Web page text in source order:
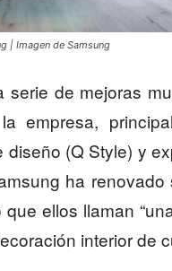
| Imagen de Samsung
de mejoras
empresa,
(Q Style) y
ha
ellos llaman
interior de